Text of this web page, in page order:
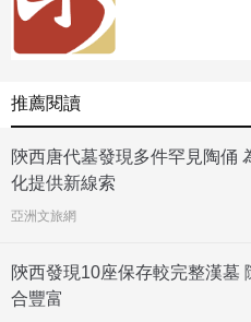
推薦閱讀
陝西唐代墓發現多件罕見陶俑
化提供新線索
亞洲文旅網
陝西發現10座保存較完整漢墓
合豐富